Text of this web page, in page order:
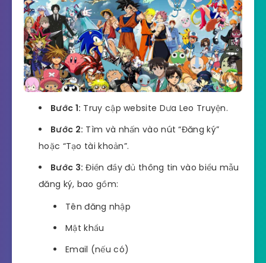
Bước 1: Truy cập website Dưa Leo Truyện.
Bước 2: Tìm và nhấn vào nút “Đăng ký”
hoặc “Tạo tài khoản”.
Bước 3: Điền đầy đủ thông tin vào biểu mẫu
đăng ký, bao gồm:
Tên đăng nhập
Mật khẩu
Email (nếu có)